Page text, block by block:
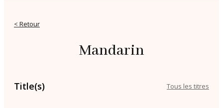
< Retour
Mandarin
Title(s) Tous les titres